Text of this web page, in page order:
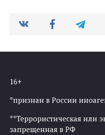
16+
*признан в России
**Террористическая или
запрещенная в РФ